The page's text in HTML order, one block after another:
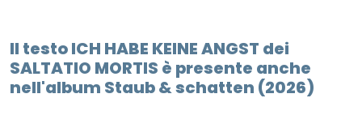
Il testo ICH HABE KEINE ANGST dei
SALTATIO MORTIS è presente anche
nell'album Staub & schatten (2026)